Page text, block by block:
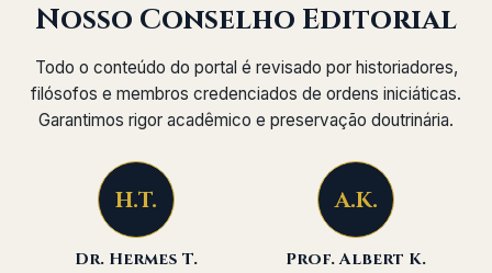
Nosso Conselho Editorial
Todo o conteúdo do portal é revisado por historiadores,
filósofos e membros credenciados de ordens iniciáticas.
Garantimos rigor acadêmico e preservação doutrinária.
H.T.
Dr. Hermes T.
A.K.
Prof. Albert K.